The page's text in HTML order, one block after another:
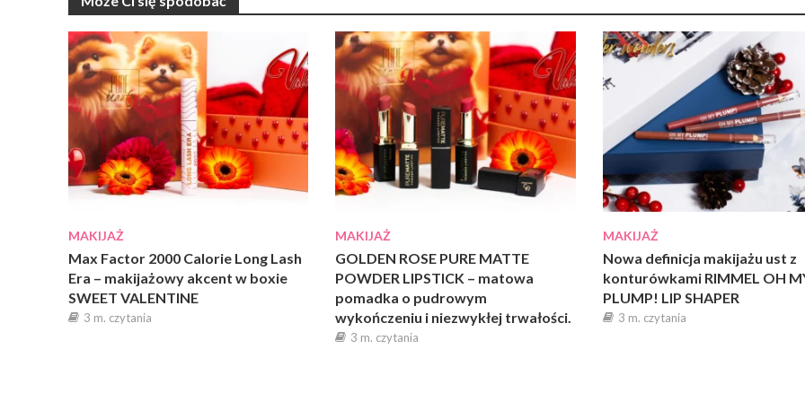
MAKIJAŻ
Max Factor 2000 Calorie Long Lash
Era – makijażowy akcent w boxie
SWEET VALENTINE
3 m. czytania
MAKIJAŻ
GOLDEN ROSE PURE MATTE
POWDER LIPSTICK – matowa
pomadka o pudrowym
wykończeniu i niezwykłej trwałości.
3 m. czytania
MAKIJAŻ
Nowa definicja makijażu ust z
konturówkami RIMMEL OH
PLUMP! LIP SHAPER
3 m. czytania